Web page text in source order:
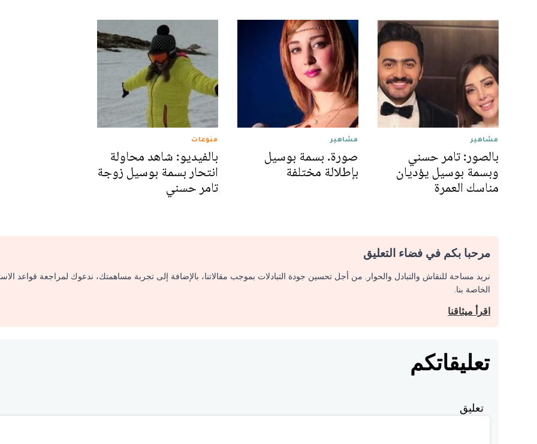
مشاهير
بالصور: تامر حسني
وبسمة بوسيل يؤديان
مناسك العمرة
مشاهير
صورة. بسمة بوسيل
بإطلالة مختلفة
منوعات
بالفيديو: شاهد محاولة
انتحار بسمة بوسيل زوجة
تامر حسني
مرحبا بكم في فضاء التعليق
نريد مساحة للنقاش والتبادل والحوار. من أجل تحسين جودة التبادلات بموجب مقالاتنا، بالإضافة إلى تجربة مساهمتك، ندعوك لمراجعة قواعد
الخاصة بنا.
اقرأ ميثاقنا
تعليقاتكم
تعليق